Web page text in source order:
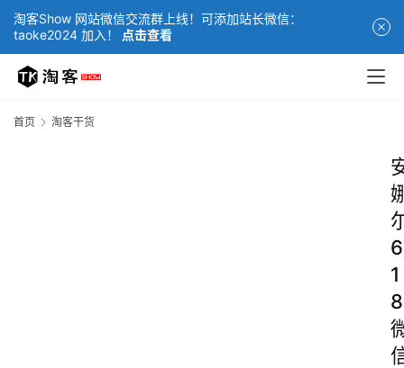
淘客Show 网站微信交流群上线！可添加站长微信：
taoke2024 加入！
点击查看
首页 淘客干货
6
1
8